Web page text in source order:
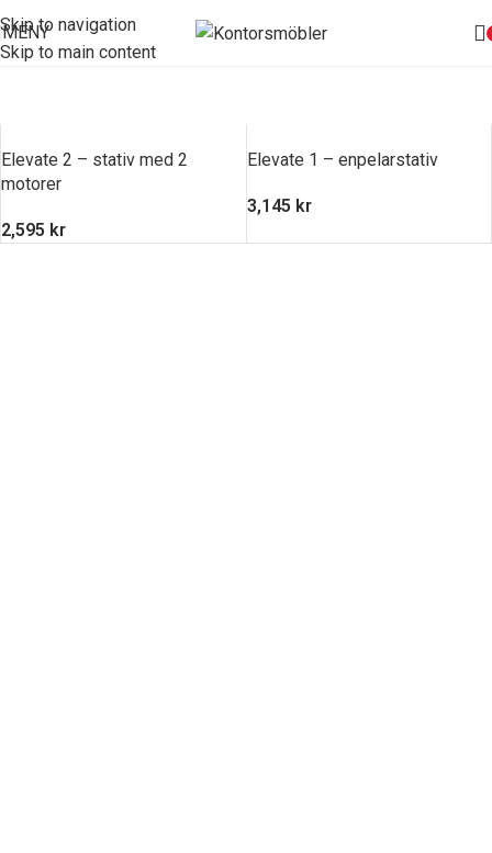
Skip to navigation
Skip to main content
MENY
Elevate 2 – stativ med 2
motorer
2,595 kr
Elevate 1 – enpelarstativ
3,145 kr